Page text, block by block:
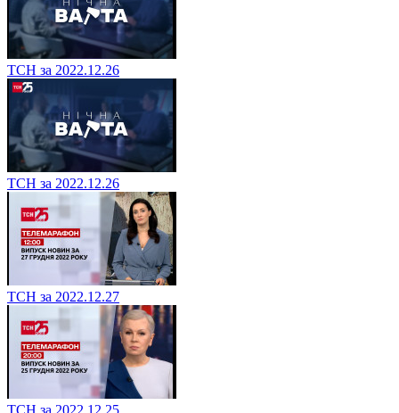
ТСН за 2022.12.26
ТСН за 2022.12.26
ТСН за 2022.12.27
ТСН за 2022.12.25